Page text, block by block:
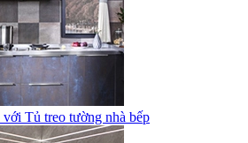
Tủ treo tường nhà bếp